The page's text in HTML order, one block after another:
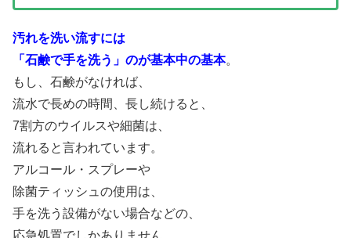
汚れを洗い流すには
「石鹸で手を洗う」のが基本中の基本。
もし、石鹸がなければ、
流水で長めの時間、長し続けると、
7割方のウイルスや細菌は、
流れると言われています。
アルコール・スプレーや
除菌ティッシュの使用は、
手を洗う設備がない場合などの、